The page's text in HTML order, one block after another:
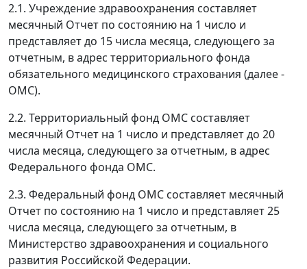
2.1. Учреждение здравоохранения составляет
месячный Отчет по состоянию на 1 число и
представляет до 15 числа месяца, следующего за
отчетным, в адрес территориального фонда
обязательного медицинского страхования (далее -
ОМС).
2.2. Территориальный фонд ОМС составляет
месячный Отчет на 1 число и представляет до 20
числа месяца, следующего за отчетным, в адрес
Федерального фонда ОМС.
2.3. Федеральный фонд ОМС составляет месячный
Отчет по состоянию на 1 число и представляет 25
числа месяца, следующего за отчетным, в
Министерство здравоохранения и социального
развития Российской Федерации.